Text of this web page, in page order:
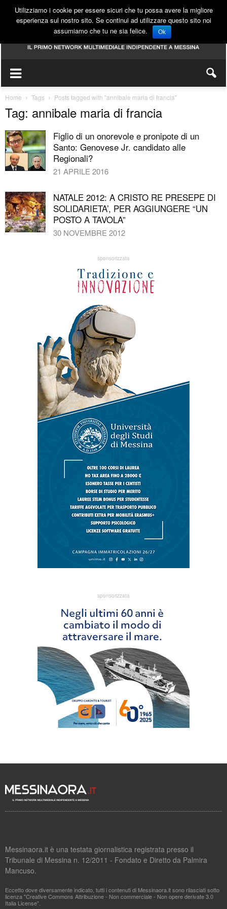
Home Tags Posts tagged with "annibale maria di francia"
Tag: annibale maria di francia
Figlio di un onorevole e pronipote di un
Santo: Genovese Jr. candidato alle
Regionali?
21 APRILE 2016
NATALE 2012: A CRISTO RE PRESEPE DI
SOLIDARIETA’, PER AGGIUNGERE “UN
POSTO A TAVOLA”
30 NOVEMBRE 2012
sponsorizzata
sponsorizzata
Messinaora.it è una testata giornalistica registrata presso il
Tribunale di Messina n. 12/2011 - Fondato e Diretto da Palmira
Mancuso.
Eccetto dove diversamente indicato, tutti i contenuti di Messinaora.it sono rilasciati sotto
licenza "Creative Commons Attribuzione - Non commerciale - Non opere derivate 3.0
Italia License".
Utilizziamo i cookie per essere sicuri che tu possa avere la migliore
esperienza sul nostro sito. Se continui ad utilizzare questo sito noi
assumiamo che tu ne sia felice.
Ok